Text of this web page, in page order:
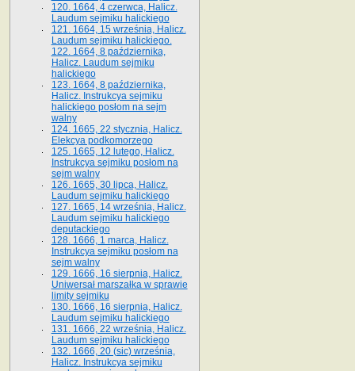
120. 1664, 4 czerwca, Halicz.
Laudum sejmiku halickiego
121. 1664, 15 września, Halicz.
Laudum sejmiku halickiego.
122. 1664, 8 października,
Halicz. Laudum sejmiku
halickiego
123. 1664, 8 października,
Halicz. Instrukcya sejmiku
halickiego posłom na sejm
walny
124. 1665, 22 stycznia, Halicz.
Elekcya podkomorzego
125. 1665, 12 lutego, Halicz.
Instrukcya sejmiku posłom na
sejm walny
126. 1665, 30 lipca, Halicz.
Laudum sejmiku halickiego
127. 1665, 14 września, Halicz.
Laudum sejmiku halickiego
deputackiego
128. 1666, 1 marca, Halicz.
Instrukcya sejmiku posłom na
sejm walny
129. 1666, 16 sierpnia, Halicz.
Uniwersał marszałka w sprawie
limity sejmiku
130. 1666, 16 sierpnia, Halicz.
Laudum sejmiku halickiego
131. 1666, 22 września, Halicz.
Laudum sejmiku halickiego
132. 1666, 20 (sic) września,
Halicz. Instrukcya sejmiku